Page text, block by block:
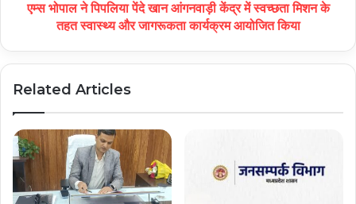
एम्स भोपाल ने पिपलिया पेंदे खान आंगनवाड़ी केंद्र में स्वच्छता मिशन के
तहत स्वास्थ्य और जागरूकता कार्यक्रम आयोजित किया
Related Articles